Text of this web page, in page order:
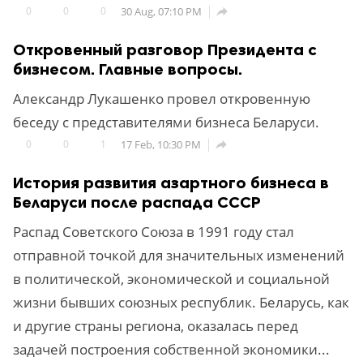
0 0 0 30 Aug, 07:10 PM 
Откровенный разговор Президента с
бизнесом. Главные вопросы.
Александр Лукашенко провел откровенную
беседу с представителями бизнеса Беларуси.
0 0 1 17 Feb, 10:30 PM 
История развития азартного бизнеса в
Беларуси после распада СССР
Распад Советского Союза в 1991 году стал
отправной точкой для значительных изменений
в политической, экономической и социальной
жизни бывших союзных республик. Беларусь, как
и другие страны региона, оказалась перед
задачей построения собственной экономики...